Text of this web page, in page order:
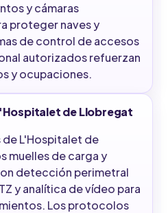
y cámaras
proteger naves y
de control de accesos
autorizados refuerzan
y ocupaciones.
de Llobregat
de L'Hospitalet de
muelles de carga y
detección perimetral
y analítica de vídeo para
Los protocolos